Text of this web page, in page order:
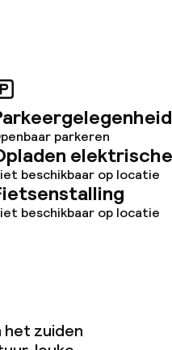
parkeren
beschikbaar op locatie
beschikbaar op locatie
het zuiden